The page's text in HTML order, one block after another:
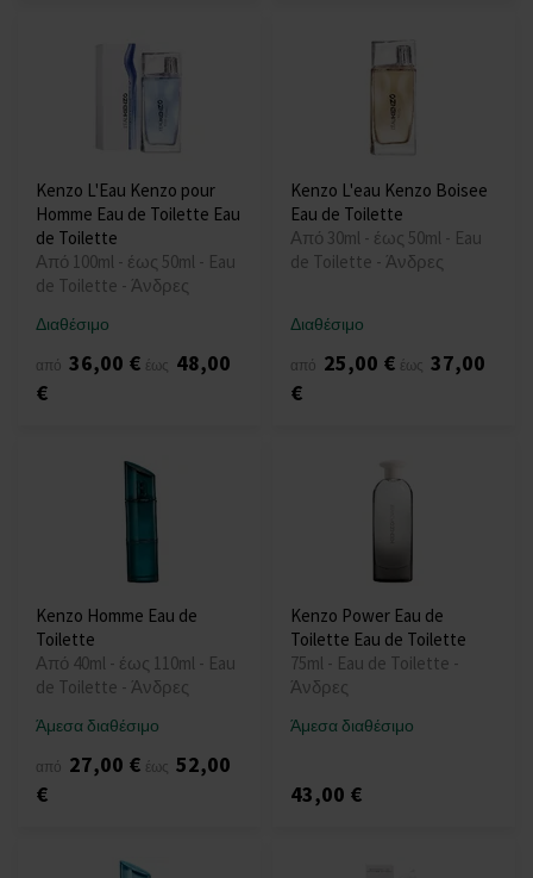
Kenzo L'Eau Kenzo pour
Homme Eau de Toilette Eau
de Toilette
Από 100ml - έως 50ml - Eau
de Toilette - Άνδρες
Διαθέσιμο
από 36,00 € έως 48,00
€
Kenzo L'eau Kenzo Boisee
Eau de Toilette
Από 30ml - έως 50ml - Eau
de Toilette - Άνδρες
Διαθέσιμο
από 25,00 € έως 37,00
€
Kenzo Homme Eau de
Toilette
Από 40ml - έως 110ml - Eau
de Toilette - Άνδρες
Άμεσα διαθέσιμο
από 27,00 € έως 52,00
€
Kenzo Power Eau de
Toilette Eau de Toilette
75ml - Eau de Toilette -
Άνδρες
Άμεσα διαθέσιμο
43,00 €